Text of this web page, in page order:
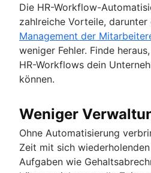
Die HR-Workflow-
zahlreiche Vorteile,
Management der
weniger Fehler. Finde
HR-Workflows dein
können.
Weniger
Ohne Automatisierung
Zeit mit sich
Aufgaben wie